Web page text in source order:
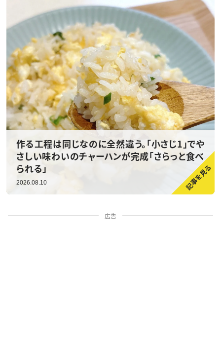
作る工程は同じなのに全然違う。「小さじ1」でや
さしい味わいのチャーハンが完成「さらっと食べ
られる」
2026.08.10
広告